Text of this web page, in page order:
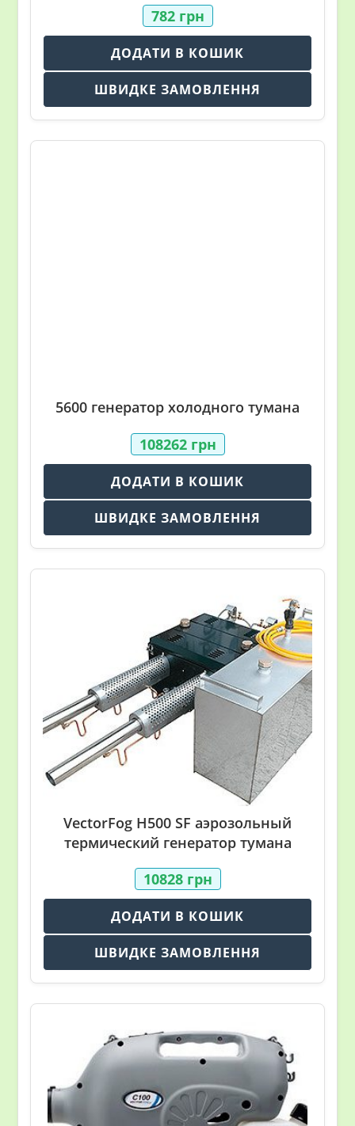
782 грн
ДОДАТИ В КОШИК
ШВИДКЕ ЗАМОВЛЕННЯ
5600 генератор холодного тумана
108262 грн
ДОДАТИ В КОШИК
ШВИДКЕ ЗАМОВЛЕННЯ
VectorFog H500 SF аэрозольный
термический генератор тумана
10828 грн
ДОДАТИ В КОШИК
ШВИДКЕ ЗАМОВЛЕННЯ